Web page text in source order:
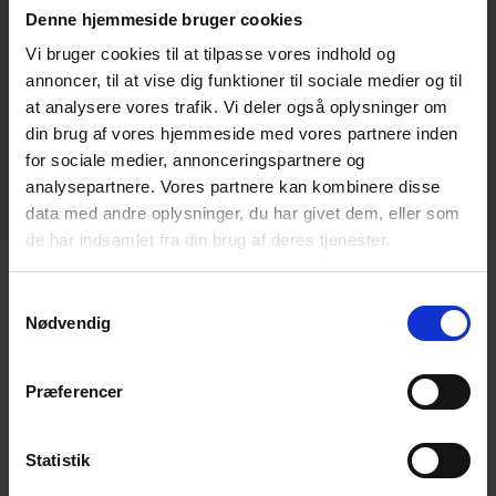
Denne hjemmeside bruger cookies
Vi bruger cookies til at tilpasse vores indhold og
annoncer, til at vise dig funktioner til sociale medier og til
at analysere vores trafik. Vi deler også oplysninger om
din brug af vores hjemmeside med vores partnere inden
for sociale medier, annonceringspartnere og
analysepartnere. Vores partnere kan kombinere disse
data med andre oplysninger, du har givet dem, eller som
de har indsamlet fra din brug af deres tjenester.
Nødvendig
Præferencer
Statistik
BROCHURES
MANUALS
DRAWINGS
zaprojektowany, aby sprostać wymaganiom